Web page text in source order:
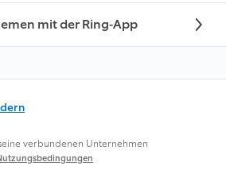
mit der Ring-App
verbundenen Unternehmen